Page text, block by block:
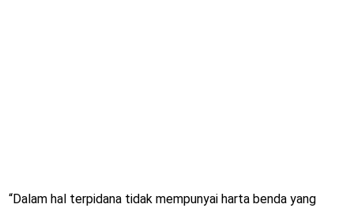
“Dalam hal terpidana tidak mempunyai harta benda yang